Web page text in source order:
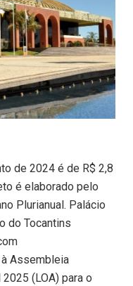
de 2024 é de R$ 2,8
é elaborado pelo
Plurianual. Palácio
do Tocantins
Assembleia
(LOA) para o